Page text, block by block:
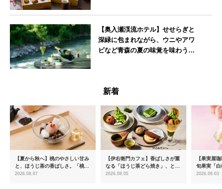
【奥入瀬渓流ホテル】せせらぎと
深緑に包まれながら、ウニやアワ
ビなど青森の夏の味覚を味わうフ
新着
【夏から秋へ】桃のやさしい甘み
と、ほうじ茶の香ばしさ。「桃と
ほうじ茶のあんみつ」を8月中旬
2026.08.07
【伊右衛門カフェ】香ばしさが重
なる「ほうじ茶どら焼き」、とろ
ける「宇治抹茶ティラミス」が新
2026.08.05
【果実屋
旬果実「
限定販売
2026.08.03